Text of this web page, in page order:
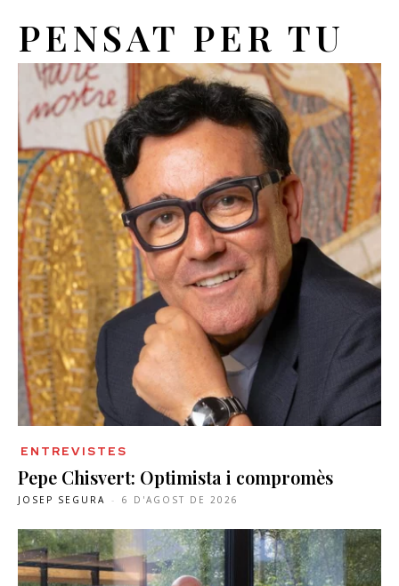
PENSAT PER TU
ENTREVISTES
Pepe Chisvert: Optimista i compromès
JOSEP SEGURA - 6 D'AGOST DE 2026